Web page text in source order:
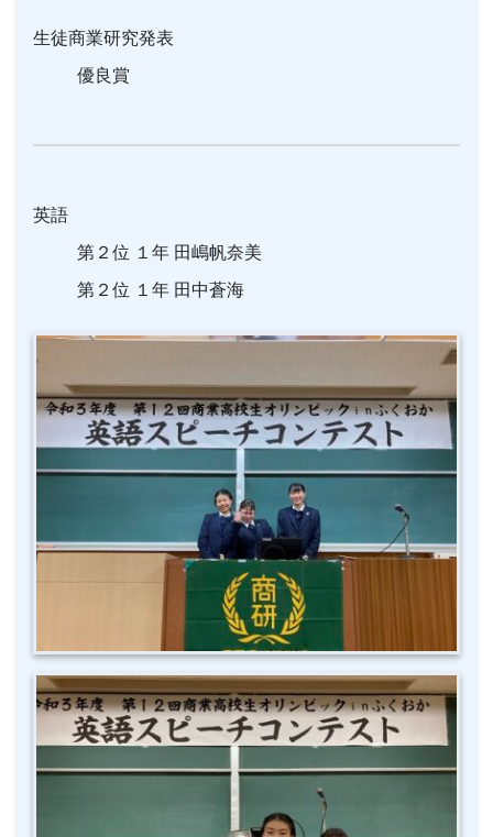
生徒商業研究発表
優良賞
英語
第２位 １年 田嶋帆奈美
第２位 １年 田中蒼海